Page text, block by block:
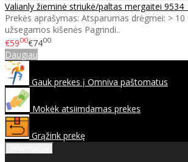
Valianly žieminė striukė/paltas mergaitei
Prekės aprašymas: Atsparumas drėgmei: >
užsegamos kišenės Pagrindi..
€5900€7400
Daugiau
Gauk prekes į Omniva paštomatus
Mokėk atsiimdamas prekes
Grąžink prekę